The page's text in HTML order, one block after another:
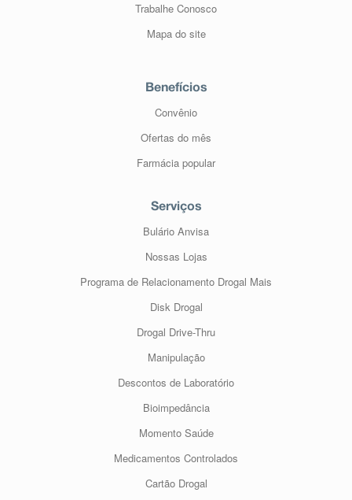
Trabalhe Conosco
Mapa do site
Benefícios
Convênio
Ofertas do mês
Farmácia popular
Serviços
Bulário Anvisa
Nossas Lojas
Programa de Relacionamento Drogal Mais
Disk Drogal
Drogal Drive-Thru
Manipulação
Descontos de Laboratório
Bioimpedância
Momento Saúde
Medicamentos Controlados
Cartão Drogal